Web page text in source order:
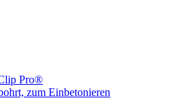
Pro®
zum Einbetonieren